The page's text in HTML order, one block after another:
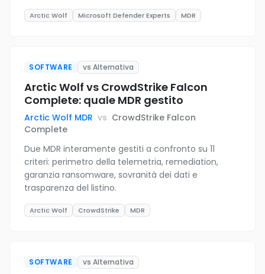
Arctic Wolf Microsoft Defender Experts MDR
SOFTWARE vs Alternativa
Arctic Wolf vs CrowdStrike Falcon
Complete: quale MDR gestito
Arctic Wolf MDR vs CrowdStrike Falcon
Complete
Due MDR interamente gestiti a confronto su 11
criteri: perimetro della telemetria, remediation,
garanzia ransomware, sovranità dei dati e
trasparenza del listino.
Arctic Wolf CrowdStrike MDR
SOFTWARE vs Alternativa